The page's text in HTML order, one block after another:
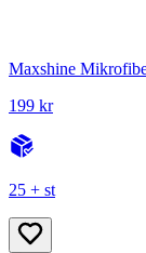
Maxshine
199 kr
25 + st